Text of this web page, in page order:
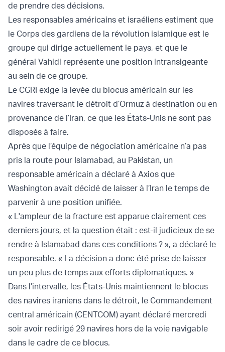
de prendre des décisions.
Les responsables américains et israéliens estiment que
le Corps des gardiens de la révolution islamique est le
groupe qui dirige actuellement le pays, et que le
général Vahidi représente une position intransigeante
au sein de ce groupe.
Le CGRI exige la levée du blocus américain sur les
navires traversant le détroit d’Ormuz à destination ou en
provenance de l’Iran, ce que les États-Unis ne sont pas
disposés à faire.
Après que l’équipe de négociation américaine n’a pas
pris la route pour Islamabad, au Pakistan, un
responsable américain a déclaré à Axios que
Washington avait décidé de laisser à l’Iran le temps de
parvenir à une position unifiée.
« L'ampleur de la fracture est apparue clairement ces
derniers jours, et la question était : est-il judicieux de se
rendre à Islamabad dans ces conditions ? », a déclaré le
responsable. « La décision a donc été prise de laisser
un peu plus de temps aux efforts diplomatiques. »
Dans l’intervalle, les États-Unis maintiennent le blocus
des navires iraniens dans le détroit, le Commandement
central américain (CENTCOM) ayant déclaré mercredi
soir avoir redirigé 29 navires hors de la voie navigable
dans le cadre de ce blocus.